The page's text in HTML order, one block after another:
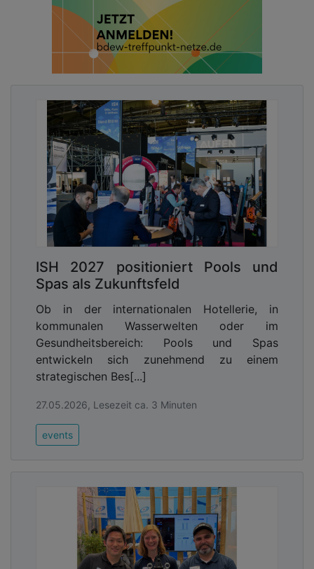
ISH 2027 positioniert Pools und
Spas als Zukunftsfeld
Ob in der internationalen Hotellerie, in
kommunalen Wasserwelten oder im
Gesundheitsbereich: Pools und Spas
entwickeln sich zunehmend zu einem
strategischen Bes[...]
27.05.2026, Lesezeit ca. 3 Minuten
events